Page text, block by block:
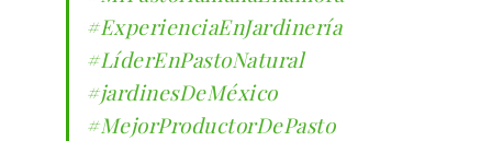
#ExperienciaEnJardinería
#LíderEnPastoNatural
#jardinesDeMéxico
#MejorProductorDePasto